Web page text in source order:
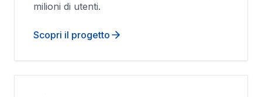
milioni di utenti.
Scopri il progetto